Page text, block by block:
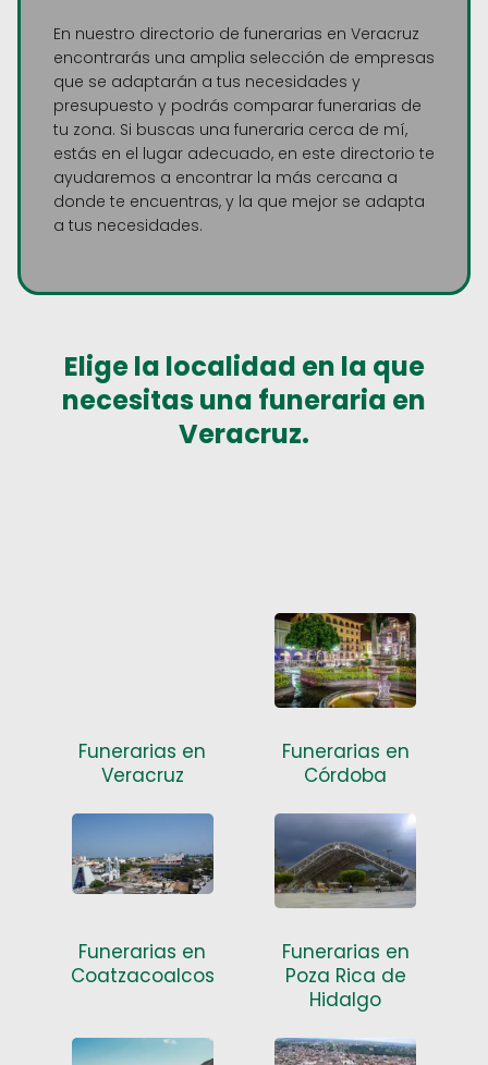
En nuestro directorio de funerarias en Veracruz
encontrarás una amplia selección de empresas
que se adaptarán a tus necesidades y
presupuesto y podrás comparar funerarias de
tu zona. Si buscas una funeraria cerca de mí,
estás en el lugar adecuado, en este directorio te
ayudaremos a encontrar la más cercana a
donde te encuentras, y la que mejor se adapta
a tus necesidades.
Elige la localidad en la que
necesitas una funeraria en
Veracruz.
Funerarias en
Veracruz
Funerarias en
Córdoba
Funerarias en
Coatzacoalcos
Funerarias en
Poza Rica de
Hidalgo